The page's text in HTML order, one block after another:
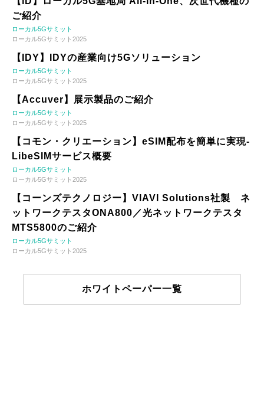
ご紹介
ローカル5Gサミット
ローカル5Gサミット2025
【IDY】IDYの産業向け5Gソリューション
ローカル5Gサミット
ローカル5Gサミット2025
【Accuver】展示製品のご紹介
ローカル5Gサミット
ローカル5Gサミット2025
【コモン・クリエーション】eSIM配布を簡単に実現-
LibeSIMサービス概要
ローカル5Gサミット
ローカル5Gサミット2025
【コーンズテクノロジー】VIAVI Solutions社製 ネ
ットワークテスタONA800／光ネットワークテスタ
MTS5800のご紹介
ローカル5Gサミット
ローカル5Gサミット2025
ホワイトペーパー一覧